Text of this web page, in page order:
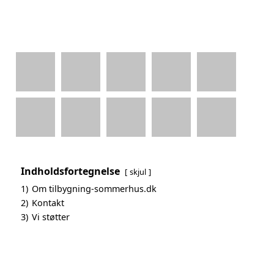
Indholdsfortegnelse skjul
1) Om tilbygning-sommerhus.dk
2) Kontakt
3) Vi støtter